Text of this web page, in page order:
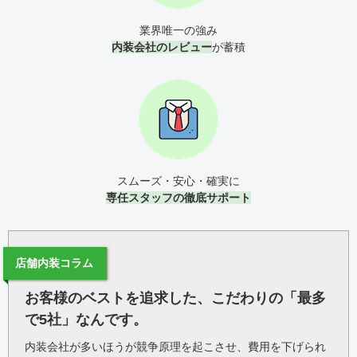
業界唯一の強み
内装会社のレビューが蓄積
スムーズ・安心・確実に
専任スタッフの徹底サポート
店舗内装コラム
お客様のベストを追求した、こだわりの「最多
で5社」なんです。
内装会社が多いほうが競争原理を起こさせ、費用を下げられ